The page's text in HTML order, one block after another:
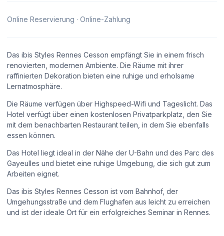
Online Reservierung · Online-Zahlung
Das ibis Styles Rennes Cesson empfängt Sie in einem frisch
renovierten, modernen Ambiente. Die Räume mit ihrer
raffinierten Dekoration bieten eine ruhige und erholsame
Lernatmosphäre.
Die Räume verfügen über Highspeed-Wifi und Tageslicht. Das
Hotel verfügt über einen kostenlosen Privatparkplatz, den Sie
mit dem benachbarten Restaurant teilen, in dem Sie ebenfalls
essen können.
Das Hotel liegt ideal in der Nähe der U-Bahn und des Parc des
Gayeulles und bietet eine ruhige Umgebung, die sich gut zum
Arbeiten eignet.
Das ibis Styles Rennes Cesson ist vom Bahnhof, der
Umgehungsstraße und dem Flughafen aus leicht zu erreichen
und ist der ideale Ort für ein erfolgreiches Seminar in Rennes.